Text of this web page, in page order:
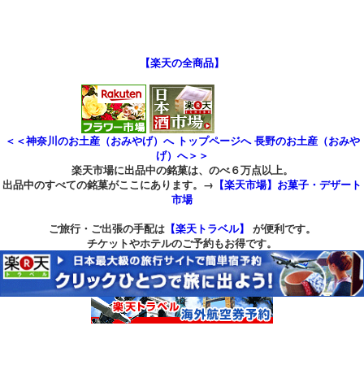
【楽天の全商品】
＜＜神奈川のお土産（おみやげ）へ トップページへ 長野のお土産（おみや
げ）へ＞＞
楽天市場に出品中の銘菓は、のべ６万点以上。
出品中のすべての銘菓がここにあります。→ 【楽天市場】お菓子・デザート
市場
ご旅行・ご出張の手配は【楽天トラベル】 が便利です。
チケットやホテルのご予約もお得です。